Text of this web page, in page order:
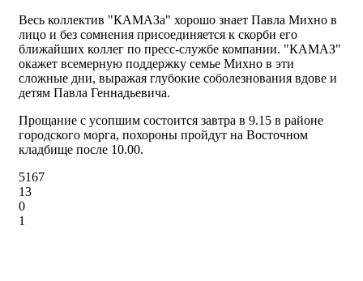
Весь коллектив "КАМАЗа" хорошо знает Павла Михно в
лицо и без сомнения присоединяется к скорби его
ближайших коллег по пресс-службе компании. "КАМАЗ"
окажет всемерную поддержку семье Михно в эти
сложные дни, выражая глубокие соболезнования вдове и
детям Павла Геннадьевича.
Прощание с усопшим состоится завтра в 9.15 в районе
городского морга, похороны пройдут на Восточном
кладбище после 10.00.
5167
13
0
1